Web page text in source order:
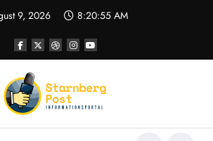
9, 2026 8:20:55 AM